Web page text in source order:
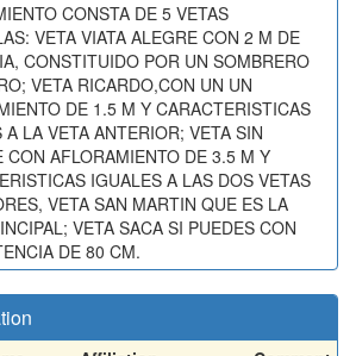
CONSTA DE 5 VETAS
VETA VIATA ALEGRE CON 2 M DE
CONSTITUIDO POR UN SOMBRERO
VETA RICARDO,CON UN UN
DE 1.5 M Y CARACTERISTICAS
A LA VETA ANTERIOR; VETA SIN
CON AFLORAMIENTO DE 3.5 M Y
IGUALES A LAS DOS VETAS
VETA SAN MARTIN QUE ES LA
VETA SACA SI PUEDES CON
DE 80 CM.